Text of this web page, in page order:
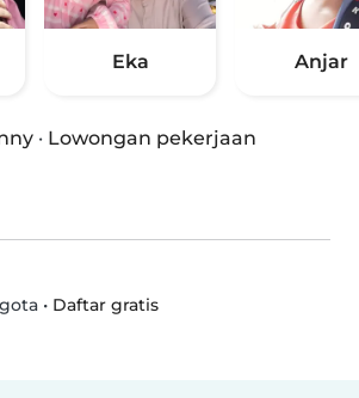
Eka Anjar
· Lowongan pekerjaan
• Daftar gratis